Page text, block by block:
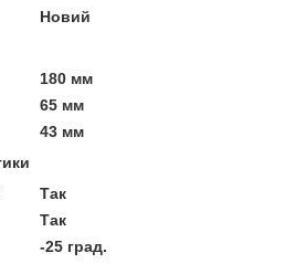
Новий
180 мм
65 мм
43 мм
Так
Так
-25 град.